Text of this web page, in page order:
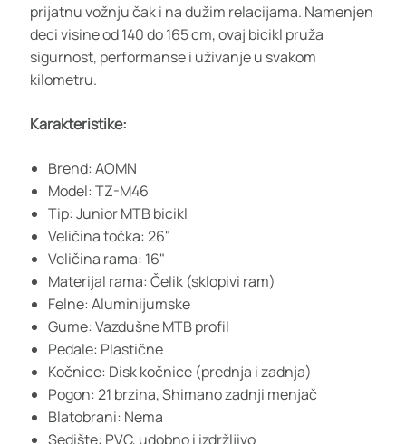
prijatnu vožnju čak i na dužim relacijama. Namenjen
deci visine od 140 do 165 cm, ovaj bicikl pruža
sigurnost, performanse i uživanje u svakom
kilometru.
Karakteristike:
Brend: AOMN
Model: TZ-M46
Tip: Junior MTB bicikl
Veličina točka: 26"
Veličina rama: 16"
Materijal rama: Čelik (sklopivi ram)
Felne: Aluminijumske
Gume: Vazdušne MTB profil
Pedale: Plastične
Kočnice: Disk kočnice (prednja i zadnja)
Pogon: 21 brzina, Shimano zadnji menjač
Blatobrani: Nema
Sedište: PVC, udobno i izdržljivo